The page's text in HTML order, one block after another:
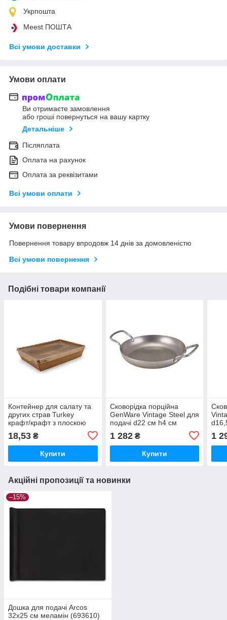
Укрпошта
Meest ПОШТА
Всі умови доставки
Умови оплати
Ви отримаєте замовлення
або гроші повернуться на вашу картку
Детальніше
Післяплата
Оплата на рахунок
Оплата за реквізитами
Всі умови оплати
Умови повернення
Повернення товару впродовж 14 днів за домовленістю
Всі умови повернення
Подібні товари компанії
Контейнер для салату та
других страв Turkey
крафт/крафт з плоскою
pet кришкою 2,1л 21,5х15
см h4,8 см паперовий
(012343/50/300)
18,53 ₴
Купити
Сковорідка порційна
GenWare Vintage Steel для
подачі d22 см h4 см
(SDPP22V)
1 282₴
Купити
1
Акційні пропозиції та новинки
–15%
Дошка для подачі Arcos
32х25 см меламін (693610)